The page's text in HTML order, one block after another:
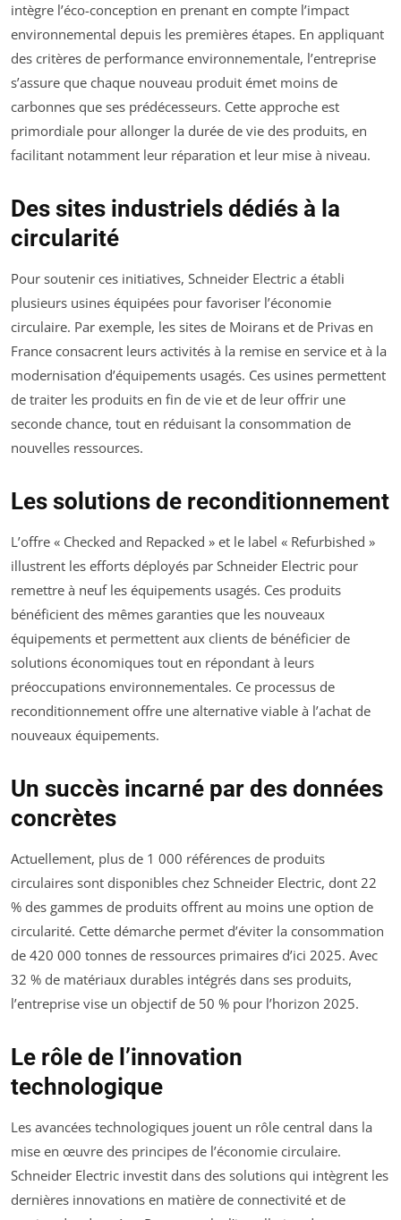
intègre l’éco-conception en prenant en compte l’impact
environnemental depuis les premières étapes. En appliquant
des critères de performance environnementale, l’entreprise
s’assure que chaque nouveau produit émet moins de
carbonnes que ses prédécesseurs. Cette approche est
primordiale pour allonger la durée de vie des produits, en
facilitant notamment leur réparation et leur mise à niveau.
Des sites industriels dédiés à la
circularité
Pour soutenir ces initiatives, Schneider Electric a établi
plusieurs usines équipées pour favoriser l’économie
circulaire. Par exemple, les sites de Moirans et de Privas en
France consacrent leurs activités à la remise en service et à la
modernisation d’équipements usagés. Ces usines permettent
de traiter les produits en fin de vie et de leur offrir une
seconde chance, tout en réduisant la consommation de
nouvelles ressources.
Les solutions de reconditionnement
L’offre « Checked and Repacked » et le label « Refurbished »
illustrent les efforts déployés par Schneider Electric pour
remettre à neuf les équipements usagés. Ces produits
bénéficient des mêmes garanties que les nouveaux
équipements et permettent aux clients de bénéficier de
solutions économiques tout en répondant à leurs
préoccupations environnementales. Ce processus de
reconditionnement offre une alternative viable à l’achat de
nouveaux équipements.
Un succès incarné par des données
concrètes
Actuellement, plus de 1 000 références de produits
circulaires sont disponibles chez Schneider Electric, dont 22
% des gammes de produits offrent au moins une option de
circularité. Cette démarche permet d’éviter la consommation
de 420 000 tonnes de ressources primaires d’ici 2025. Avec
32 % de matériaux durables intégrés dans ses produits,
l’entreprise vise un objectif de 50 % pour l’horizon 2025.
Le rôle de l’innovation
technologique
Les avancées technologiques jouent un rôle central dans la
mise en œuvre des principes de l’économie circulaire.
Schneider Electric investit dans des solutions qui intègrent les
dernières innovations en matière de connectivité et de